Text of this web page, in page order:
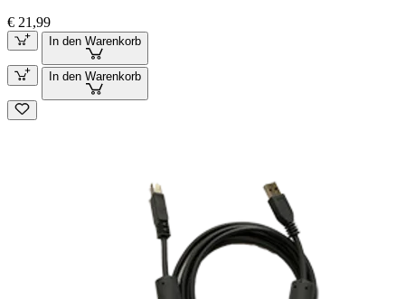
€ 21,99
In den Warenkorb
In den Warenkorb